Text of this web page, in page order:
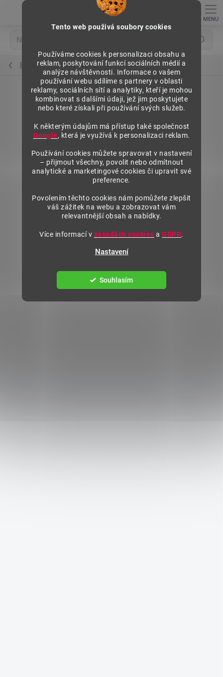
Tento web použivá soubory cookies
Používáme cookies k personalizaci obsahu a
reklam, poskytování funkcí sociálních médií a
analýze návštěvnosti. Informace o vašem
používání webu sdílíme s partnery v oblasti
reklamy, sociálních sítí a analytiky, kteří je mohou
kombinovat s dalšími údaji, jež jim poskytujete
nebo které získali při používání svých služeb.
K některým údajům má přístup také společnost
Google, která je využívá k personalizaci reklam.
Používání cookies můžete spravovat v nastavení
– přijmout všechny, povolit nebo odmítnout
analytické a marketingové cookies či upravit své
preference.
Povolením těchto cookies nám pomůžete zlepšit
váš zážitek na webu a zobrazovat vám
relevantnější obsah a nabídky.
Více informací v zásadách cookies aGDPR.
Nastavení
Souhlasím
Hledat
Příslušenství prodejních pultů